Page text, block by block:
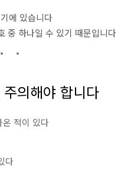
에 있습니다
중 하나일 수 있기 때문입니다
의해야 합니다
적이 있다
다